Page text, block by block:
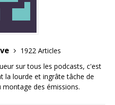
1922 Articles
sur tous les podcasts, c'est
la lourde et ingrâte tâche de
des émissions.